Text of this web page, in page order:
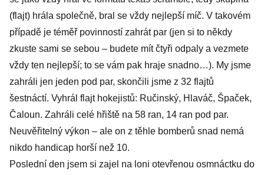
(flajt) hrála společně, bral se vždy nejlepší míč. V takovém
případě je téměř povinností zahrát par (jen si to někdy
zkuste sami se sebou – budete mít čtyři odpaly a vezmete
vždy ten nejlepší; to se vám pak hraje snadno…). My jsme
zahráli jen jeden pod par, skončili jsme z 32 flajtů
šestnáctí. Vyhrál flajt hokejistů: Ručinský, Hlaváč, Špaček,
Čaloun. Zahráli celé hřiště na 58 ran, 14 ran pod par.
Neuvěřitelný výkon – ale on z těhle bomberů snad nemá
nikdo handicap horší než 10.
Poslední den jsem si zajel na loni otevřenou osmnáctku do